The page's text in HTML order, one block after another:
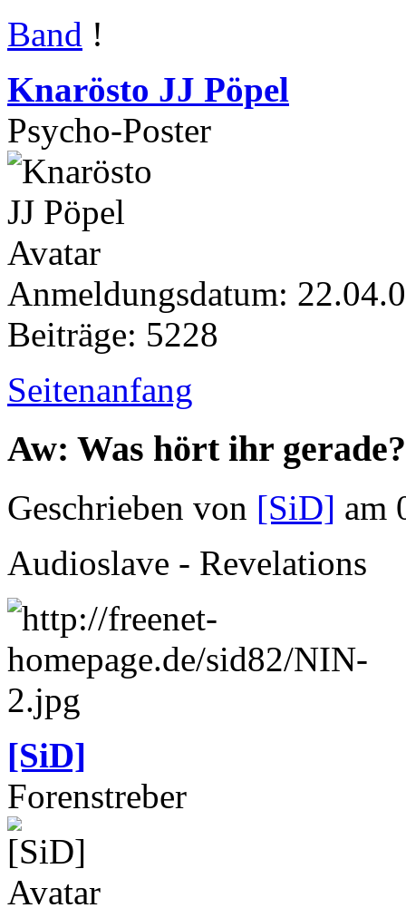
Band !
Knarösto JJ Pöpel
Psycho-Poster
Anmeldungsdatum:
Beiträge: 5228
Seitenanfang
Aw: Was hört ihr gerade?
Geschrieben von [SiD] am
Audioslave - Revelations
[SiD]
Forenstreber